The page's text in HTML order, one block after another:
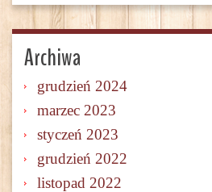
Archiwa
grudzień 2024
marzec 2023
styczeń 2023
grudzień 2022
listopad 2022